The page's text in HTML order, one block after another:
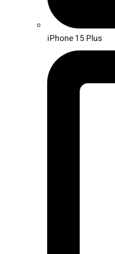
iPhone 15 Plus